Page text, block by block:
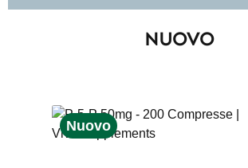
NUOVO
Skip product gallery
Nuovo